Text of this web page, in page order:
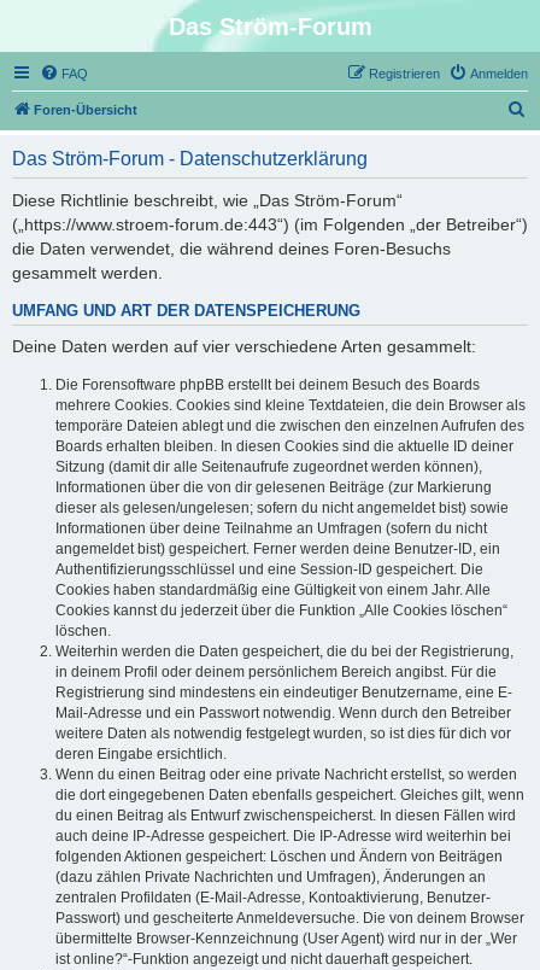
Das Ström-Forum
FAQ Anmelden
Registrieren
Foren-Übersicht
Das Ström-Forum - Datenschutzerklärung
Diese Richtlinie beschreibt, wie „Das Ström-Forum“
(„https://www.stroem-forum.de:443“) (im Folgenden „der Betreiber“)
die Daten verwendet, die während deines Foren-Besuchs
gesammelt werden.
UMFANG UND ART DER DATENSPEICHERUNG
Deine Daten werden auf vier verschiedene Arten gesammelt:
Die Forensoftware phpBB erstellt bei deinem Besuch des Boards
mehrere Cookies. Cookies sind kleine Textdateien, die dein Browser als
temporäre Dateien ablegt und die zwischen den einzelnen Aufrufen des
Boards erhalten bleiben. In diesen Cookies sind die aktuelle ID deiner
Sitzung (damit dir alle Seitenaufrufe zugeordnet werden können),
Informationen über die von dir gelesenen Beiträge (zur Markierung
dieser als gelesen/ungelesen; sofern du nicht angemeldet bist) sowie
Informationen über deine Teilnahme an Umfragen (sofern du nicht
angemeldet bist) gespeichert. Ferner werden deine Benutzer-ID, ein
Authentifizierungsschlüssel und eine Session-ID gespeichert. Die
Cookies haben standardmäßig eine Gültigkeit von einem Jahr. Alle
Cookies kannst du jederzeit über die Funktion „Alle Cookies löschen“
löschen.
Weiterhin werden die Daten gespeichert, die du bei der Registrierung,
in deinem Profil oder deinem persönlichem Bereich angibst. Für die
Registrierung sind mindestens ein eindeutiger Benutzername, eine E-
Mail-Adresse und ein Passwort notwendig. Wenn durch den Betreiber
weitere Daten als notwendig festgelegt wurden, so ist dies für dich vor
deren Eingabe ersichtlich.
Wenn du einen Beitrag oder eine private Nachricht erstellst, so werden
die dort eingegebenen Daten ebenfalls gespeichert. Gleiches gilt, wenn
du einen Beitrag als Entwurf zwischenspeicherst. In diesen Fällen wird
auch deine IP-Adresse gespeichert. Die IP-Adresse wird weiterhin bei
folgenden Aktionen gespeichert: Löschen und Ändern von Beiträgen
(dazu zählen Private Nachrichten und Umfragen), Änderungen an
zentralen Profildaten (E-Mail-Adresse, Kontoaktivierung, Benutzer-
Passwort) und gescheiterte Anmeldeversuche. Die von deinem Browser
übermittelte Browser-Kennzeichnung (User Agent) wird nur in der „Wer
ist online?“-Funktion angezeigt und nicht dauerhaft gespeichert.